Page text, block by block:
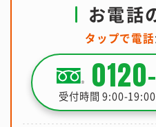
お電話
タップで電話
受付時間 9:00-19:00